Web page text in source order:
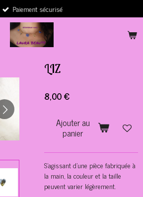
Paiement sécurisé
LIZ
8,00 €
Ajouter au
panier
S'agissant d'une pièce fabriquée à
la main, la couleur et la taille
peuvent varier légèrement.